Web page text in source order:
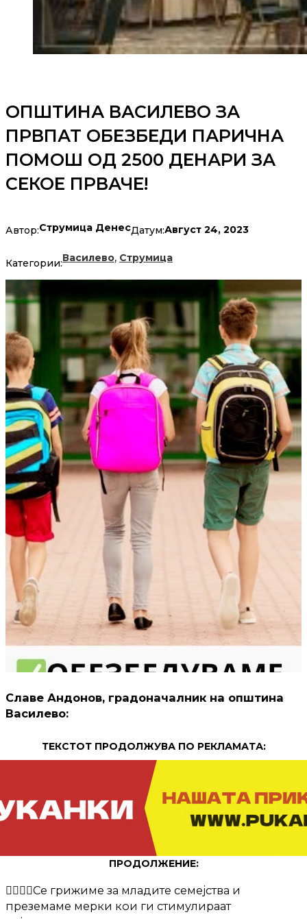
ОПШТИНА ВАСИЛЕВО ЗА
ПРВПАТ ОБЕЗБЕДИ ПАРИЧНА
ПОМОШ ОД 2500 ДЕНАРИ ЗА
СЕКОЕ ПРВАЧЕ!
Автор:Струмица ДенесДатум:Август 24, 2023
Категории:Василево, Струмица
Славе Андонов, градоначалник на општина
Василево:
ТЕКСТОТ ПРОДОЛЖУВА ПО РЕКЛАМАТА:
ПРОДОЛЖЕНИЕ:
🙋‍♀️🙋‍♂️Се грижиме за младите семејства и
преземаме мерки кои ги стимулираат